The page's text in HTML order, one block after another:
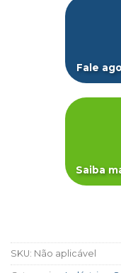
Fale
Saiba
SKU: Não aplicável